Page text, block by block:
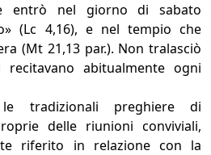
entrò nel giorno di sabato
(Lc 4,16), e nel tempio che
(Mt 21,13 par.). Non tralasciò
abitualmente ogni
le tradizionali preghiere di
delle riunioni conviviali,
riferito in relazione con la